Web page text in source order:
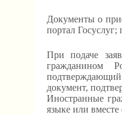
Документы о
портал
При подаче
гражданином
подтверждающий
документ,
Иностранные
языке или